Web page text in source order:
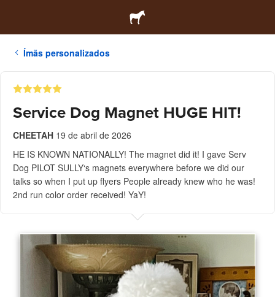
Ímãs personalizados
Service Dog Magnet HUGE HIT!
CHEETAH 19 de abril de 2026
HE IS KNOWN NATIONALLY! The magnet did it! I gave Serv
Dog PILOT SULLY‘s magnets everywhere before we did our
talks so when I put up flyers People already knew who he was!
2nd run color order received! YaY!